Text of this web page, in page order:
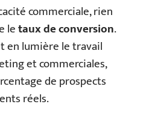
commerciale, rien
letaux de conversion.
en lumière le travail
et commerciales,
de prospects
réels.